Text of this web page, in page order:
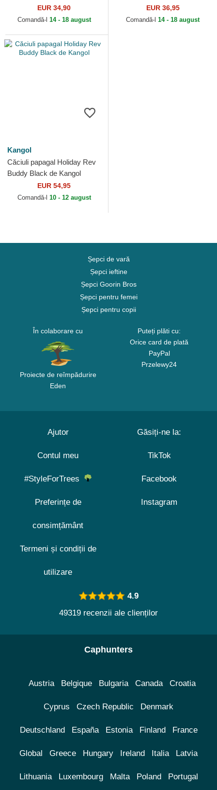
EUR 34,90
Comandă-l 14 - 18 august
EUR 36,95
Comandă-l 14 - 18 august
Kangol
Căciuli papagal Holiday Rev
Buddy Black de Kangol
EUR 54,95
Comandă-l 10 - 12 august
Șepci de vară
Șepci ieftine
Șepci Goorin Bros
Șepci pentru femei
Șepci pentru copii
În colaborare cu
Proiecte de reîmpădurire
Eden
Puteți plăti cu:
Orice card de plată
PayPal
Przelewy24
Ajutor
Contul meu
#StyleForTrees
Preferințe de
consimțământ
Termeni și condiții de
utilizare
Găsiți-ne la:
TikTok
Facebook
Instagram
4.9
49319 recenzii ale clienților
Caphunters
Austria Belgique Bulgaria Canada Croatia
Cyprus Czech Republic Denmark
Deutschland España Estonia Finland France
Global Greece Hungary Ireland Italia Latvia
Lithuania Luxembourg Malta Poland Portugal